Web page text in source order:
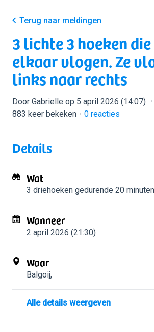
Terug naar meldingen
3 lichte 3 hoeken
elkaar vlogen. Ze
links naar rechts
Door Gabrielle op 5 april 2026 (14:07)
883 keer bekeken
0 reacties
Details
Wat
3 driehoeken gedurende 20 minuten
Wanneer
2 april 2026 (21:30)
Waar
Balgoij,
Alle details weergeven